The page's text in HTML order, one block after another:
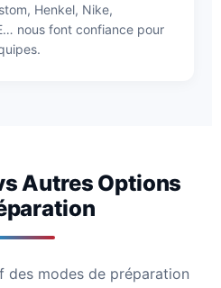
Henkel, Nike,
nous font confiance pour
Autres Options
modes de préparation